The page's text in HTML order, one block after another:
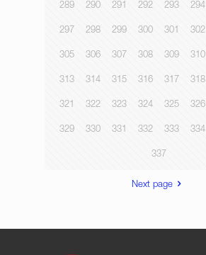
289 290 291 292 293 294
297 298 299 300 301 302
305 306 307 308 309 310
313 314 315 316 317 318
321 322 323 324 325 326
329 330 331 332 333 334
337
Next page